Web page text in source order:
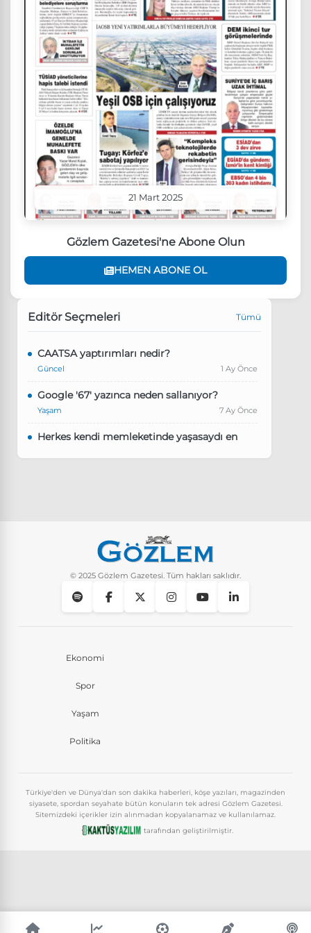
21 Mart 2025
Gözlem Gazetesi'ne Abone Olun
HEMEN ABONE OL
Editör Seçmeleri Tümü
CAATSA yaptırımları nedir?
Güncel 1 Ay Önce
Google '67' yazınca neden sallanıyor?
Yaşam 7 Ay Önce
Herkes kendi memleketinde yaşasaydı en
Instagram’da keşfet nasıl temizlenir?
© 2025 Gözlem Gazetesi. Tüm hakları saklıdır.
Ekonomi
Spor
Yaşam
Politika
Türkiye'den ve Dünya'dan son dakika haberleri, köşe yazıları, magazinden
siyasete, spordan seyahate bütün konuların tek adresi Gözlem Gazetesi.
Sitemizdeki içerikler izin alınmadan kopyalanamaz ve kullanılamaz.
tarafından geliştirilmiştir.